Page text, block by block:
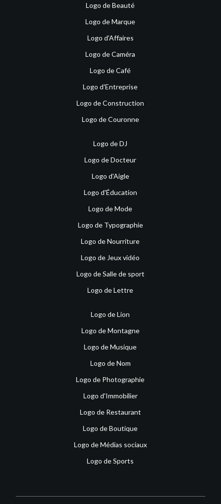
Logo de Beauté
Logo de Marque
Logo d'Affaires
Logo de Caméra
Logo de Café
Logo d'Entreprise
Logo de Construction
Logo de Couronne
Logo de DJ
Logo de Docteur
Logo d'Aigle
Logo d'Éducation
Logo de Mode
Logo de Typographie
Logo de Nourriture
Logo de Jeux vidéo
Logo de Salle de sport
Logo de Lettre
Logo de Lion
Logo de Montagne
Logo de Musique
Logo de Nom
Logo de Photographie
Logo d'Immobilier
Logo de Restaurant
Logo de Boutique
Logo de Médias sociaux
Logo de Sports